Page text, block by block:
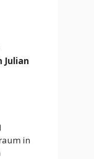
Julian
in